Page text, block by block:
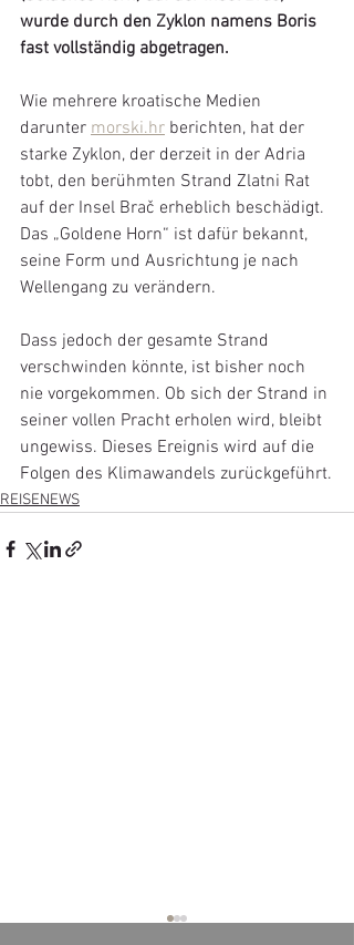
wurde durch den Zyklon namens Boris
fast vollständig abgetragen.
Wie mehrere kroatische Medien
darunter morski.hr berichten, hat der
starke Zyklon, der derzeit in der Adria
tobt, den berühmten Strand Zlatni Rat
auf der Insel Brač erheblich beschädigt.
Das „Goldene Horn“ ist dafür bekannt,
seine Form und Ausrichtung je nach
Wellengang zu verändern.
Dass jedoch der gesamte Strand
verschwinden könnte, ist bisher noch
nie vorgekommen. Ob sich der Strand in
seiner vollen Pracht erholen wird, bleibt
ungewiss. Dieses Ereignis wird auf die
Folgen des Klimawandels zurückgeführt.
REISENEWS